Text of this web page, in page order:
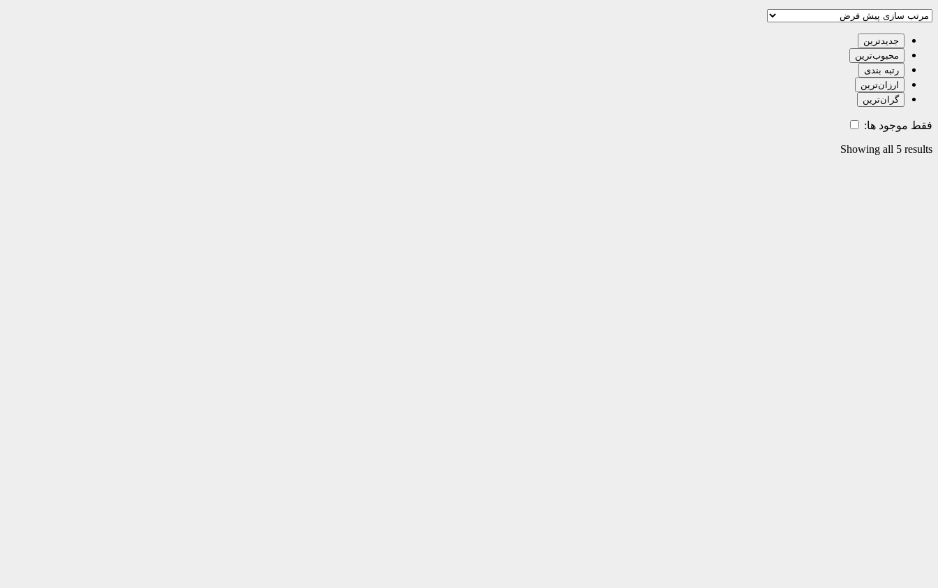
جدیدترین
محبوب‌ترین
رتبه بندی
ارزان‌ترین
گران‌ترین
فقط موجود ها:
Showing all 5 results